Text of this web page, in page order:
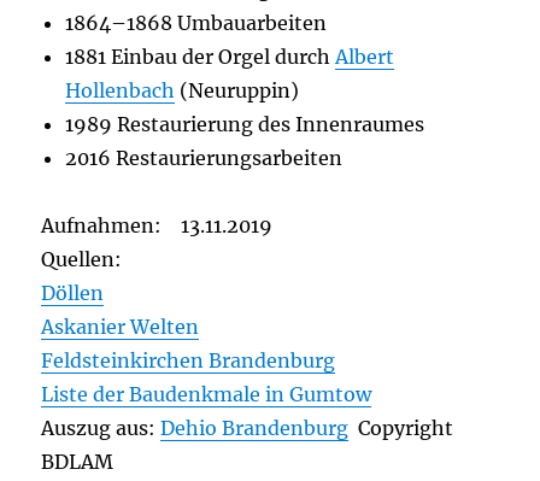
1864–1868 Umbauarbeiten
1881 Einbau der Orgel durch Albert
Hollenbach (Neuruppin)
1989 Restaurierung des Innenraumes
2016 Restaurierungsarbeiten
Aufnahmen: 13.11.2019
Quellen:
Döllen
Askanier Welten
Feldsteinkirchen Brandenburg
Liste der Baudenkmale in Gumtow
Auszug aus:Dehio Brandenburg Copyright
BDLAM